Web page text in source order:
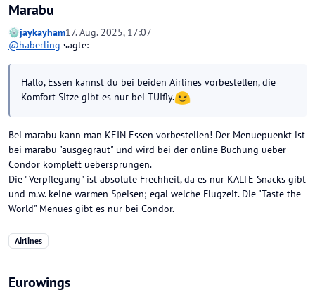
Marabu
jaykayham17. Aug. 2025, 17:07
@haberling sagte:
Hallo, Essen kannst du bei beiden Airlines vorbestellen, die
Komfort Sitze gibt es nur bei TUIfly.
Bei marabu kann man KEIN Essen vorbestellen! Der Menuepuenkt ist
bei marabu "ausgegraut" und wird bei der online Buchung ueber
Condor komplett uebersprungen.
Die "Verpflegung" ist absolute Frechheit, da es nur KALTE Snacks gibt
und m.w. keine warmen Speisen; egal welche Flugzeit. Die "Taste the
World"-Menues gibt es nur bei Condor.
Airlines
Eurowings